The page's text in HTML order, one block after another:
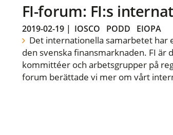
FI-forum: FI:s
2019-02-19| IOSCO PODD EIOPA
Det internationella samarbetet har
den svenska finansmarknaden. FI
kommittéer och arbetsgrupper på
forum berättade vi mer om vårt